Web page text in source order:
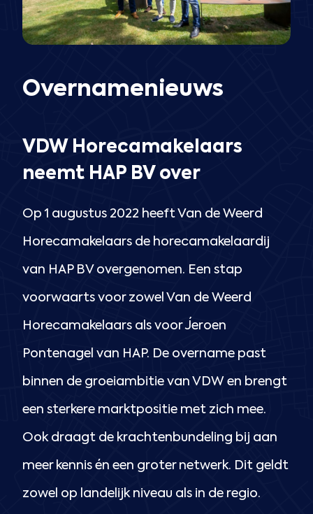
Overnamenieuws
VDW Horecamakelaars
neemt HAP BV over
Op 1 augustus 2022 heeft Van de Weerd
Horecamakelaars de horecamakelaardij
van HAP BV overgenomen. Een stap
voorwaarts voor zowel Van de Weerd
Horecamakelaars als voor Jeroen
Pontenagel van HAP. De overname past
binnen de groeiambitie van VDW en brengt
een sterkere marktpositie met zich mee.
Ook draagt de krachtenbundeling bij aan
meer kennis én een groter netwerk. Dit geldt
zowel op landelijk niveau als in de regio.